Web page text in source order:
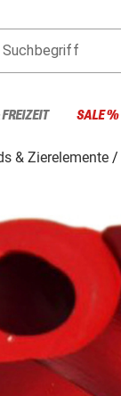
Suchbegriff
SALE %
& Zierelemente